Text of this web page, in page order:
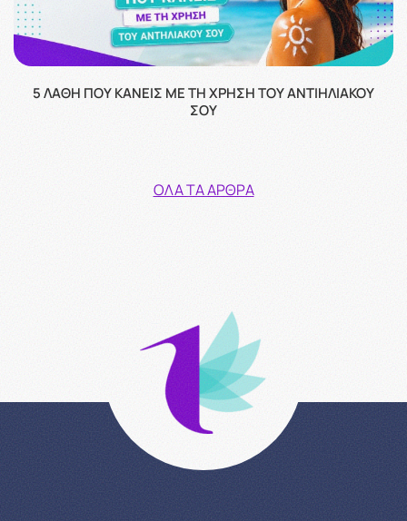
5 ΛΆΘΗ ΠΟΥ ΚΆΝΕΙΣ ΜΕ ΤΗ ΧΡΉΣΗ ΤΟΥ ΑΝΤΙΗΛΙΑΚΟΎ
ΣΟΥ
ΌΛΑ ΤΑ ΆΡΘΡΑ